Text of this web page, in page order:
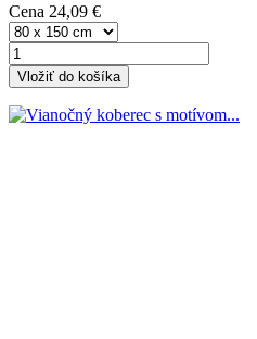
Cena 24,09 €
Vložiť do košíka